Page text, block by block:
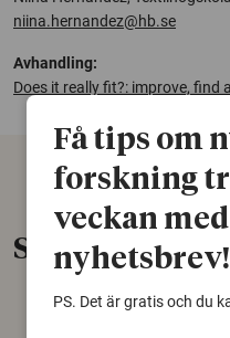
niina.hernandez@hb.se
Avhandling:
Does it really fit?: improve, find
Senaste nytt
Få tips om
forskning
veckan
nyhetsbrev!
PS. Det är gratis och du